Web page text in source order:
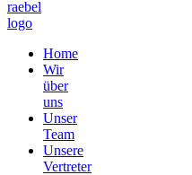
Home
Wir
über
uns
Unser
Team
Unsere
Vertreter